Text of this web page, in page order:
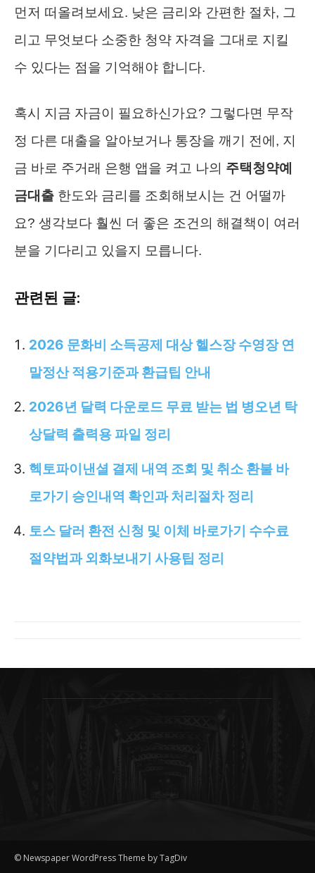
먼저 떠올려보세요. 낮은 금리와 간편한 절차, 그
리고 무엇보다 소중한 청약 자격을 그대로 지킬
수 있다는 점을 기억해야 합니다.
혹시 지금 자금이 필요하신가요? 그렇다면 무작
정 다른 대출을 알아보거나 통장을 깨기 전에, 지
금 바로 주거래 은행 앱을 켜고 나의 주택청약예
금대출 한도와 금리를 조회해보시는 건 어떨까
요? 생각보다 훨씬 더 좋은 조건의 해결책이 여러
분을 기다리고 있을지 모릅니다.
관련된 글:
2026 문화비 소득공제 대상 헬스장 수영장 연
말정산 적용기준과 환급팁 안내
2026년 달력 다운로드 무료 받는 법 병오년 탁
상달력 출력용 파일 정리
헥토파이낸셜 결제 내역 조회 및 취소 환불 바
로가기 승인내역 확인과 처리절차 정리
토스 달러 환전 신청 및 이체 바로가기 수수료
절약법과 외화보내기 사용팁 정리
© Newspaper WordPress Theme by TagDiv